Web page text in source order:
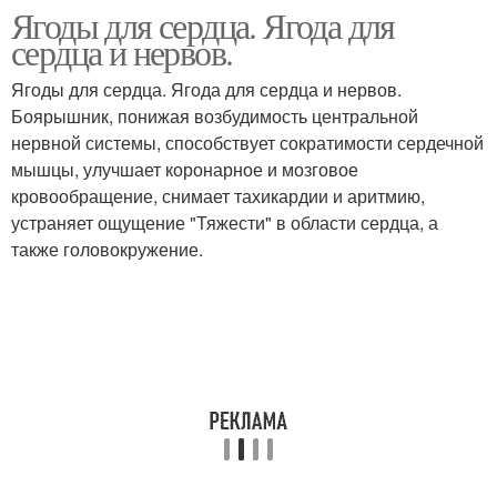
Ягоды для сердца. Ягода для
сердца и нервов.
Ягоды для сердца. Ягода для сердца и нервов.
Боярышник, понижая возбудимость центральной
нервной системы, способствует сократимости сердечной
мышцы, улучшает коронарное и мозговое
кровообращение, снимает тахикардии и аритмию,
устраняет ощущение "Тяжести" в области сердца, а
также головокружение.